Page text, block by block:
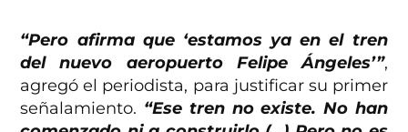
“Pero afirma que ‘estamos ya en el tren
del nuevo aeropuerto Felipe Ángeles’”,
agregó el periodista, para justificar su primer
señalamiento. “Ese tren no existe. No han